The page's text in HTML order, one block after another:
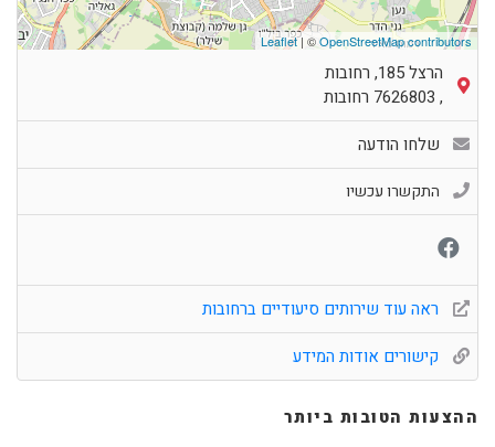
Leaflet| ©OpenStreetMap contributors
הרצל 185, רחובות
,
7626803 רחובות
שלחו הודעה
התקשרו עכשיו
ראה עוד שירותים סיעודיים ברחובות
קישורים אודות המידע
ההצעות הטובות ביותר